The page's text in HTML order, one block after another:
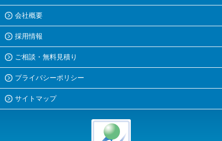
会社概要
採用情報
ご相談・無料見積り
プライバシーポリシー
サイトマップ